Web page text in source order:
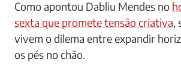
Como apontou Dabliu Mendes no
sexta que promete tensão criativa,
vivem o dilema entre expandir
os pés no chão.